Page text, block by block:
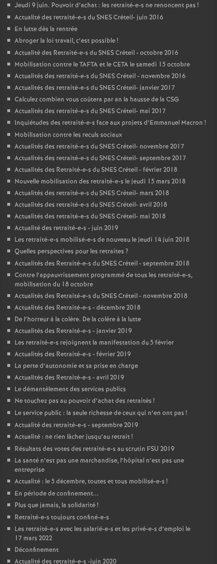
Jeudi 9 juin. Pouvoir d’achat : les retraité-e-s ne renoncent pas !
Actualité des retraité-e-s duSNESCréteil- juin 2016
En lutte dès la rentrée
Abroger la loi travail, c’est possible!
Actualité des Retraité-e-s duSNESCréteil - octobre 2016
Mobilisation contre leTAFTAet leCETA le samedi 15 octobre
Actualités des retraité-e-s duSNESCréteil - novembre 2016
Actualités des retraité-e-s duSNESCréteil- janvier 2017
Calculez combien vous coûtera par an la hausse de la CSG
Actualités des retraité-e-s duSNESCréteil- mai 2017
Inquiétudes des retraité-e-s face aux projets d’Emmanuel Macron !
Mobilisation contre les reculs sociaux
Actualités des retraité-e-s duSNESCréteil- novembre 2017
Actualités des retraité-e-s duSNESCréteil- septembre 2017
Actualités des Retraité-e-s duSNESCréteil - février 2018
Nouvelle mobilisation des retraité-e-s le jeudi 15 mars 2018
Actualités des retraité-e-s duSNESCréteil- mars 2018
Actualités des retraité-e-s duSNESCréteil- avril 2018
Actualités des retraité-e-s duSNESCréteil- mai 2018
Actualité des retraité-e-s - juin 2019
Les retraité-e-s mobilisé-e-s de nouveau le jeudi 14 juin 2018
Quelles perspectives pour les retraites ?
Actualités des Retraité-e-s duSNESCréteil - septembre 2018
Contre l’appauvrissement programmé de tous les retraité-e-s,
mobilisation du 18 octobre
Actualités des Retraité-e-s duSNESCréteil - novembre 2018
Actualités des Retraité-e-s - décembre 2018
De l’horreur à la colère. De la colère à la lutte
Actualités des Retraité-e-s - janvier 2019
Les retraité-e-s rejoignent la manifestation du 5 février
Actualités des Retraité-e-s - février 2019
La perte d’autonomie et sa prise en charge
Actualités des Retraité-e-s - avril 2019
Le démantèlement des services publics
Ne touchez pas au pouvoir d’achat des retraités !
Le service public : la seule richesse de ceux qui n’en ont pas !
Actualité des retraité-e-s - septembre 2019
Actualité : ne rien lâcher jusqu’au retrait!
Résultats des votes des retraité-e-s au scrutin FSU 2019
La santé n’est pas une marchandise, l’hôpital n’est pas une
entreprise
Actualité : le 5 décembre, toutes et tous mobilisé-e-s !
En période de confinement...
Plus que jamais, la solidarité!
Retraité-e-s toujours confiné-e-s
Les retraité-e-s avec les salarié-e-s et les privé-e-s d’emploi le
17 mars 2022
Déconfinement
Actualité des retraité-e-s -juin 2020